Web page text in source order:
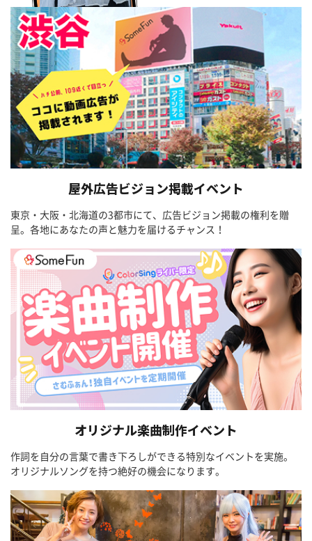
屋外広告ビジョン掲載イベント
東京・大阪・北海道の3都市にて、広告ビジョン掲載の権利を贈
呈。各地にあなたの声と魅力を届けるチャンス！
オリジナル楽曲制作イベント
作詞を自分の言葉で書き下ろしができる特別なイベントを実施。
オリジナルソングを持つ絶好の機会になります。